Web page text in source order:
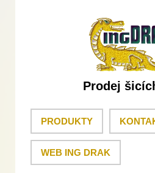
Prodej
PRODUKTY
WEB ING DRAK